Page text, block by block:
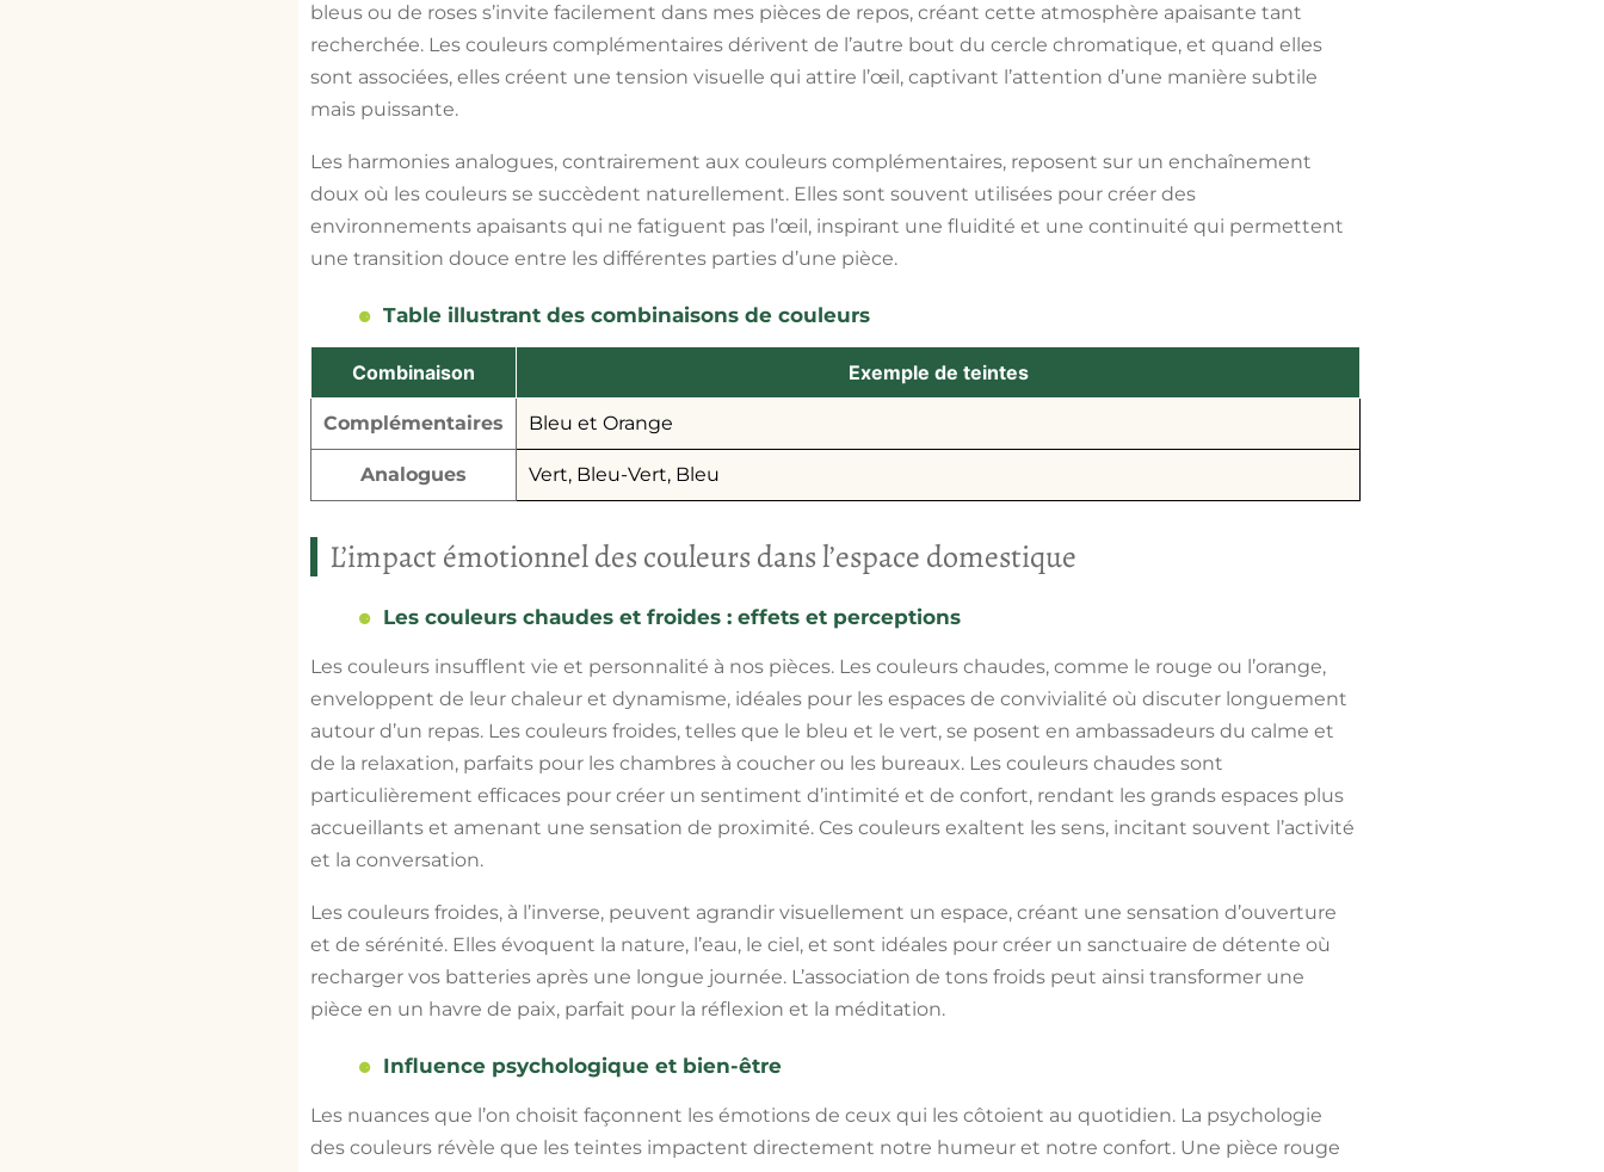
bleus ou de roses s’invite facilement dans mes pièces de repos, créant cette atmosphère apaisante tant
recherchée. Les couleurs complémentaires dérivent de l’autre bout du cercle chromatique, et quand elles
sont associées, elles créent une tension visuelle qui attire l’œil, captivant l’attention d’une manière subtile
mais puissante.
Les harmonies analogues, contrairement aux couleurs complémentaires, reposent sur un enchaînement
doux où les couleurs se succèdent naturellement. Elles sont souvent utilisées pour créer des
environnements apaisants qui ne fatiguent pas l’œil, inspirant une fluidité et une continuité qui permettent
une transition douce entre les différentes parties d’une pièce.
Table illustrant des combinaisons de couleurs
Combinaison Exemple de teintes
Complémentaires Bleu et Orange
Analogues Vert, Bleu-Vert, Bleu
L’impact émotionnel des couleurs dans l’espace domestique
Les couleurs chaudes et froides : effets et perceptions
Les couleurs insufflent vie et personnalité à nos pièces. Les couleurs chaudes, comme le rouge ou l’orange,
enveloppent de leur chaleur et dynamisme, idéales pour les espaces de convivialité où discuter longuement
autour d’un repas. Les couleurs froides, telles que le bleu et le vert, se posent en ambassadeurs du calme et
de la relaxation, parfaits pour les chambres à coucher ou les bureaux. Les couleurs chaudes sont
particulièrement efficaces pour créer un sentiment d’intimité et de confort, rendant les grands espaces plus
accueillants et amenant une sensation de proximité. Ces couleurs exaltent les sens, incitant souvent l’activité
et la conversation.
Les couleurs froides, à l’inverse, peuvent agrandir visuellement un espace, créant une sensation d’ouverture
et de sérénité. Elles évoquent la nature, l’eau, le ciel, et sont idéales pour créer un sanctuaire de détente où
recharger vos batteries après une longue journée. L’association de tons froids peut ainsi transformer une
pièce en un havre de paix, parfait pour la réflexion et la méditation.
Influence psychologique et bien-être
Les nuances que l’on choisit façonnent les émotions de ceux qui les côtoient au quotidien. La psychologie
des couleurs révèle que les teintes impactent directement notre humeur et notre confort. Une pièce rouge